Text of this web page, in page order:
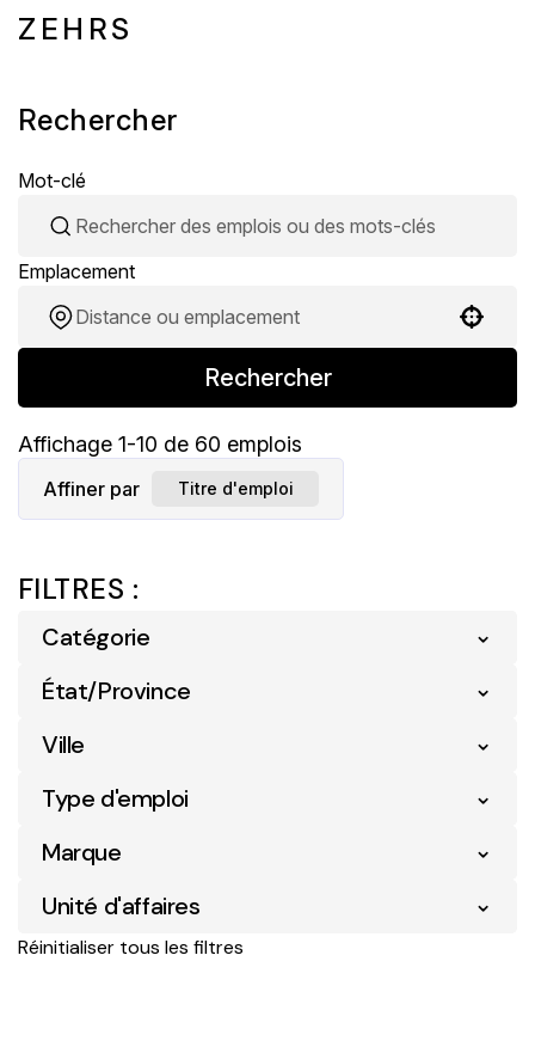
ZEHRS
Rechercher
Mot-clé
Emplacement
Rechercher
Affichage 1-10 de 60 emplois
Affiner par Titre d'emploi
FILTRES :
Catégorie
Détail
37
Pharmacie
Soutien Opérationnel
État/Province
Ontario 60
Ville
Alliston 1
Barrie 5
Brantford 1
Type d'emploi
Entry Level 2
Marque
Zehrs 60
Unité d'affaires
Pharmacie
Réinitialiser tous les filtres